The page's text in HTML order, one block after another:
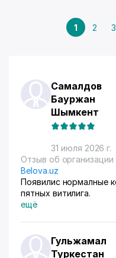
1 2 3
Самалдов
Бауржан
Шымкент
31 июля 2026 г.
Отзыв об организации
Belova.uz
Появилис нормалные коричьневые места на белых
пятных витилига.
ещё
Гульжамал
Туркестан